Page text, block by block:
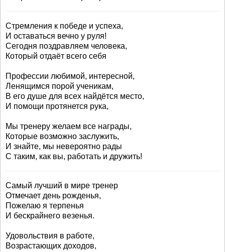
Стремления к победе и успеха,
И оставаться вечно у руля!
Сегодня поздравляем человека,
Который отдаёт всего себя
Профессии любимой, интересной,
Ленящимся порой ученикам,
В его душе для всех найдётся место,
И помощи протянется рука,
Мы тренеру желаем все награды,
Которые возможно заслужить,
И знайте, мы невероятно рады
С таким, как вы, работать и дружить!
Самый лучший в мире тренер
Отмечает день рожденья,
Пожелаю я терпенья
И бескрайнего везенья.
Удовольствия в работе,
Возрастающих доходов,